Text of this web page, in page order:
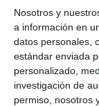
Nosotros y
a información en
datos personales,
estándar enviada
personalizado,
investigación de
permiso, nosotros
Escribe tu correo electrónico…